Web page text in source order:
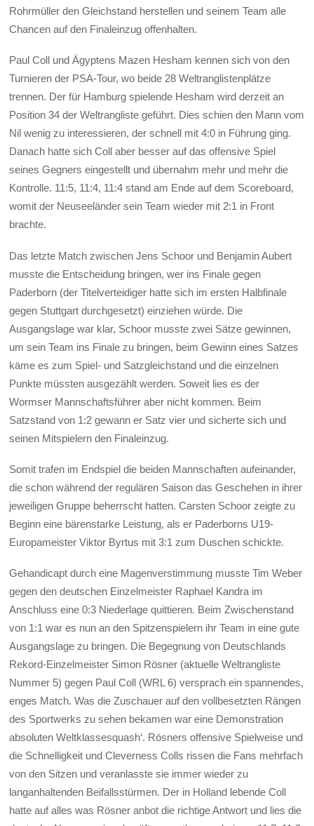
Rohrmüller den Gleichstand herstellen und seinem Team alle
Chancen auf den Finaleinzug offenhalten.
Paul Coll und Ägyptens Mazen Hesham kennen sich von den
Turnieren der PSA-Tour, wo beide 28 Weltranglistenplätze
trennen. Der für Hamburg spielende Hesham wird derzeit an
Position 34 der Weltrangliste geführt. Dies schien den Mann vom
Nil wenig zu interessieren, der schnell mit 4:0 in Führung ging.
Danach hatte sich Coll aber besser auf das offensive Spiel
seines Gegners eingestellt und übernahm mehr und mehr die
Kontrolle. 11:5, 11:4, 11:4 stand am Ende auf dem Scoreboard,
womit der Neuseeländer sein Team wieder mit 2:1 in Front
brachte.
Das letzte Match zwischen Jens Schoor und Benjamin Aubert
musste die Entscheidung bringen, wer ins Finale gegen
Paderborn (der Titelverteidiger hatte sich im ersten Halbfinale
gegen Stuttgart durchgesetzt) einziehen würde. Die
Ausgangslage war klar, Schoor musste zwei Sätze gewinnen,
um sein Team ins Finale zu bringen, beim Gewinn eines Satzes
käme es zum Spiel- und Satzgleichstand und die einzelnen
Punkte müssten ausgezählt werden. Soweit lies es der
Wormser Mannschaftsführer aber nicht kommen. Beim
Satzstand von 1:2 gewann er Satz vier und sicherte sich und
seinen Mitspielern den Finaleinzug.
Somit trafen im Endspiel die beiden Mannschaften aufeinander,
die schon während der regulären Saison das Geschehen in ihrer
jeweiligen Gruppe beherrscht hatten. Carsten Schoor zeigte zu
Beginn eine bärenstarke Leistung, als er Paderborns U19-
Europameister Viktor Byrtus mit 3:1 zum Duschen schickte.
Gehandicapt durch eine Magenverstimmung musste Tim Weber
gegen den deutschen Einzelmeister Raphael Kandra im
Anschluss eine 0:3 Niederlage quittieren. Beim Zwischenstand
von 1:1 war es nun an den Spitzenspielern ihr Team in eine gute
Ausgangslage zu bringen. Die Begegnung von Deutschlands
Rekord-Einzelmeister Simon Rösner (aktuelle Weltrangliste
Nummer 5) gegen Paul Coll (WRL 6) versprach ein spannendes,
enges Match. Was die Zuschauer auf den vollbesetzten Rängen
des Sportwerks zu sehen bekamen war eine Demonstration
absoluten Weltklassesquash‘. Rösners offensive Spielweise und
die Schnelligkeit und Cleverness Colls rissen die Fans mehrfach
von den Sitzen und veranlasste sie immer wieder zu
langanhaltenden Beifallsstürmen. Der in Holland lebende Coll
hatte auf alles was Rösner anbot die richtige Antwort und lies die